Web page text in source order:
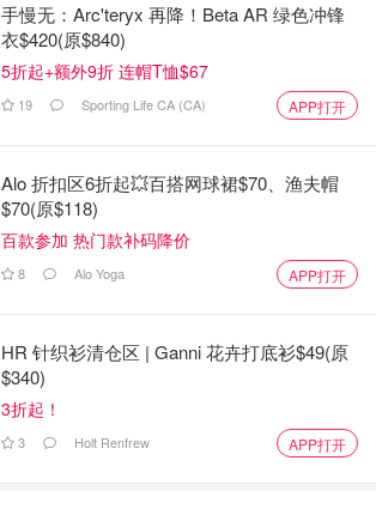
手慢无：Arc'teryx 再降！Beta AR 绿色冲锋
衣$420(原$840)
5折起+额外9折 连帽T恤$67
19 Sporting Life CA (CA) APP打开
Alo 折扣区6折起💥百搭网球裙$70、渔夫帽
$70(原$118)
百款参加 热门款补码降价
8 Alo Yoga APP打开
HR 针织衫清仓区 | Ganni 花卉打底衫$49(原
$340)
3折起！
3 Holt Renfrew APP打开